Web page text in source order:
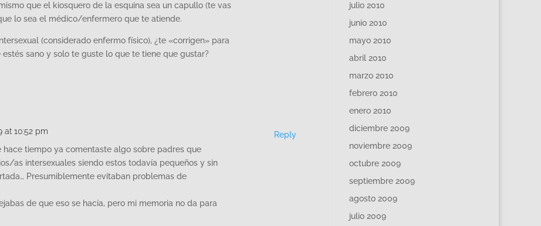
que el kiosquero de la esquina sea un capullo (te vas
lo sea el médico/enfermero que te atiende.
(considerado enfermo físico), ¿te «corrigen» para
sano y solo te guste lo que te tiene que gustar?
at 10:52 pm
hace tiempo ya comentaste algo sobre padres que
as intersexuales siendo estos todavía pequeños y sin
Presumiblemente evitaban problemas de
de que eso se hacía, pero mi memoria no da para
Reply
julio 2010
junio 2010
mayo 2010
abril 2010
marzo 2010
febrero 2010
enero 2010
diciembre 2009
noviembre 2009
octubre 2009
septiembre 2009
agosto 2009
julio 2009